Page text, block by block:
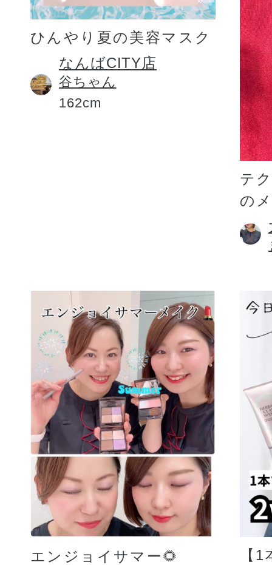
ひんやり夏の美容マスク
なんばCITY店
谷ちゃん
162cm
テ
の
エンジョイサマー🌻
【